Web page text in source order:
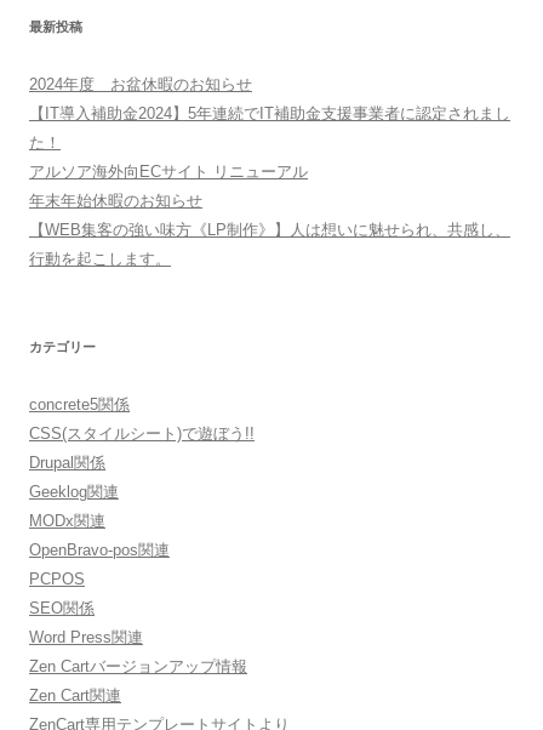
最新投稿
2024年度 お盆休暇のお知らせ
【IT導入補助金2024】5年連続でIT補助金支援事業者に認定されまし
た！
アルソア海外向ECサイト リニューアル
年末年始休暇のお知らせ
【WEB集客の強い味方《LP制作》】人は想いに魅せられ、共感し、
行動を起こします。
カテゴリー
concrete5関係
CSS(スタイルシート)で遊ぼう!!
Drupal関係
Geeklog関連
MODx関連
OpenBravo-pos関連
PCPOS
SEO関係
Word Press関連
Zen Cartバージョンアップ情報
Zen Cart関連
ZenCart専用テンプレートサイトより